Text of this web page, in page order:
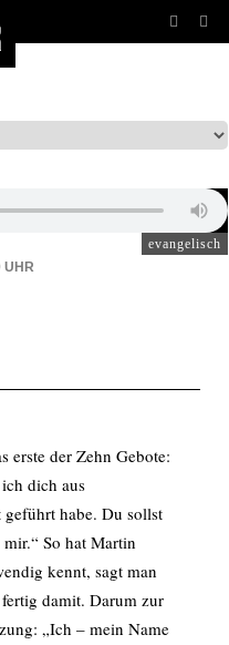
evangelisch
UHR
erste der Zehn Gebote:
dich aus
habe. Du sollst
So hat Martin
kennt, sagt man
damit. Darum zur
„Ich – mein Name